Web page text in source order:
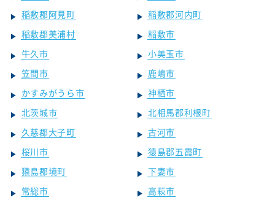
稲敷郡阿見町
稲敷郡河内町
稲敷郡美浦村
稲敷市
牛久市
小美玉市
笠間市
鹿嶋市
かすみがうら市
神栖市
北茨城市
北相馬郡利根町
久慈郡大子町
古河市
桜川市
猿島郡五霞町
猿島郡境町
下妻市
常総市
高萩市